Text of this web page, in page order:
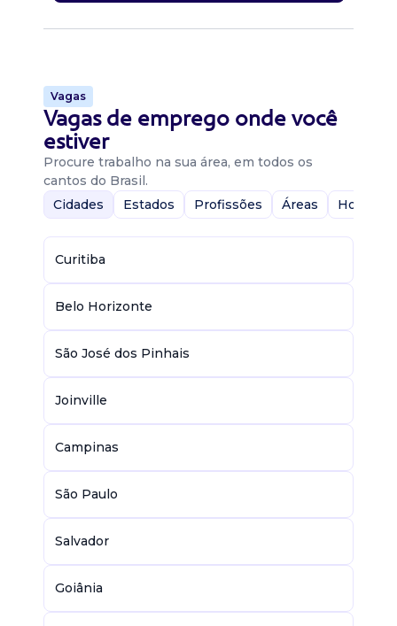
Vagas
Vagas de emprego onde você
estiver
Procure trabalho na sua área, em todos os
cantos do Brasil.
Cidades
Estados Profissões Áreas Home-
Curitiba
Belo Horizonte
São José dos Pinhais
Joinville
Campinas
São Paulo
Salvador
Goiânia